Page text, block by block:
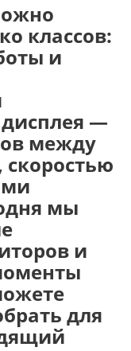
классов:
и
—
между
мы
и
для